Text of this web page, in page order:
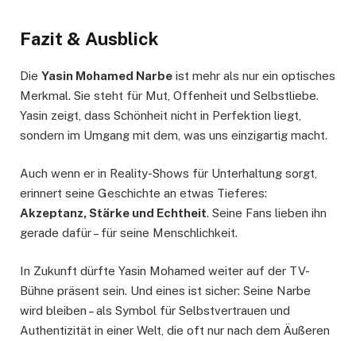
Fazit & Ausblick
Die Yasin Mohamed Narbe ist mehr als nur ein optisches
Merkmal. Sie steht für Mut, Offenheit und Selbstliebe.
Yasin zeigt, dass Schönheit nicht in Perfektion liegt,
sondern im Umgang mit dem, was uns einzigartig macht.
Auch wenn er in Reality-Shows für Unterhaltung sorgt,
erinnert seine Geschichte an etwas Tieferes:
Akzeptanz, Stärke und Echtheit. Seine Fans lieben ihn
gerade dafür – für seine Menschlichkeit.
In Zukunft dürfte Yasin Mohamed weiter auf der TV-
Bühne präsent sein. Und eines ist sicher: Seine Narbe
wird bleiben – als Symbol für Selbstvertrauen und
Authentizität in einer Welt, die oft nur nach dem Äußeren